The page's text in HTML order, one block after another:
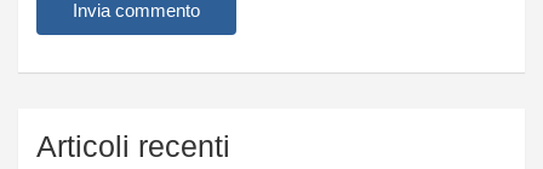
Articoli recenti